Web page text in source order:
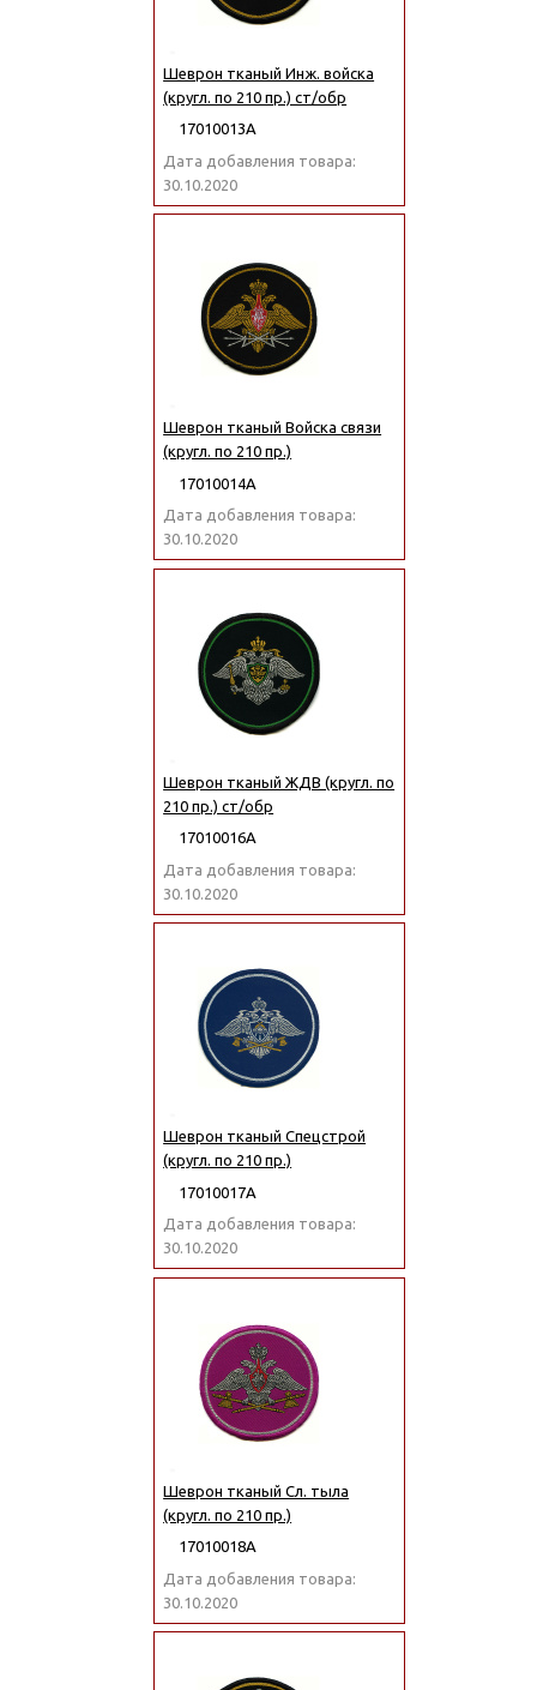
Шеврон тканый Инж. войска
(кругл. по 210 пр.) ст/обр
17010013А
Дата добавления товара:
30.10.2020
Шеврон тканый Войска связи
(кругл. по 210 пр.)
17010014А
Дата добавления товара:
30.10.2020
Шеврон тканый ЖДВ (кругл. по
210 пр.) ст/обр
17010016А
Дата добавления товара:
30.10.2020
Шеврон тканый Спецстрой
(кругл. по 210 пр.)
17010017А
Дата добавления товара:
30.10.2020
Шеврон тканый Сл. тыла
(кругл. по 210 пр.)
17010018А
Дата добавления товара:
30.10.2020